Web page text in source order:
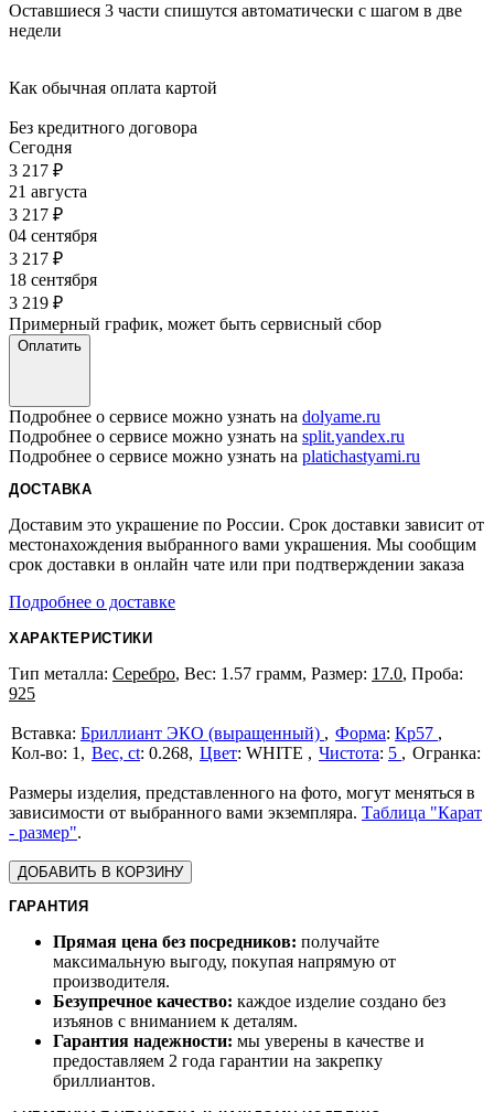
Оставшиеся 3 части спишутся автоматически с шагом в две
недели
Как обычная оплата картой
Без кредитного договора
Сегодня
3 217 ₽
21 августа
3 217 ₽
04 сентября
3 217 ₽
18 сентября
3 219 ₽
Примерный график, может быть сервисный сбор
Оплатить
Подробнее о сервисе можно узнать на dolyame.ru
Подробнее о сервисе можно узнать на split.yandex.ru
Подробнее о сервисе можно узнать на platichastyami.ru
ДОСТАВКА
Доставим это украшение по России. Срок доставки зависит от
местонахождения выбранного вами украшения. Мы сообщим
срок доставки в онлайн чате или при подтверждении заказа
Подробнее о доставке
ХАРАКТЕРИСТИКИ
Тип металла: Серебро, Вес: 1.57 грамм, Размер: 17.0, Проба:
925
Бриллиант ЭКО (выращенный) Форма: Кр57
1
Вес, ct: 0.268 Цвет: WHITE Чистота: 5
Размеры изделия, представленного на фото, могут меняться в
зависимости от выбранного вами экземпляра. Таблица "Карат
- размер".
ДОБАВИТЬ В КОРЗИНУ
ГАРАНТИЯ
Прямая цена без посредников: получайте
максимальную выгоду, покупая напрямую от
производителя.
Безупречное качество: каждое изделие создано без
изъянов с вниманием к деталям.
Гарантия надежности: мы уверены в качестве и
предоставляем 2 года гарантии на закрепку
бриллиантов.